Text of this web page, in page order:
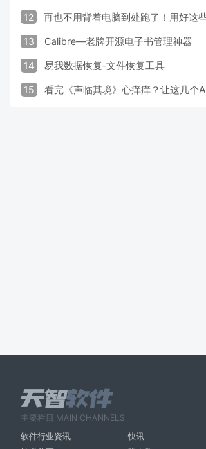
12 再也不用背着电脑到处跑了！用好这
13 Calibre—老牌开源电子书管理神器
14 易我数据恢复-文件恢复工具
15 看完《声临其境》心痒痒？让这几个
主要栏目 MAIN CHANNELS
软件行业资讯
快讯